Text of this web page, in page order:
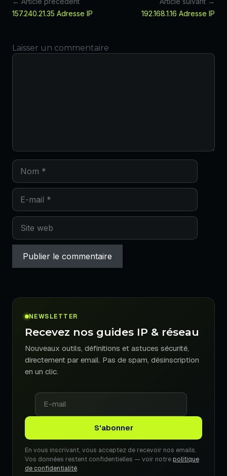
157.240.21.35 Adresse IP
192.168.1.16 Adresse IP
Laisser un commentaire
Commentaire
Nom
E-
mail
Site
web
NEWSLETTER
Recevez nos guides IP & réseau
Nouveaux outils, définitions et astuces sécurité,
directement par email. Pas de spam, désinscription
en un clic.
En vous inscrivant, vous acceptez de recevoir nos emails.
Vos données restent confidentielles — voir notrepolitique
de confidentialité.